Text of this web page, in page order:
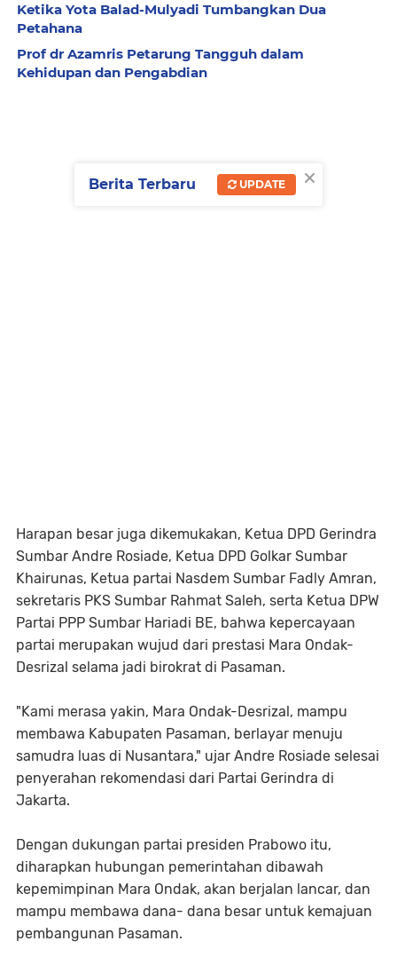
Ketika Yota Balad-Mulyadi Tumbangkan Dua
Petahana
Prof dr Azamris Petarung Tangguh dalam
Kehidupan dan Pengabdian
Harapan besar juga dikemukakan, Ketua DPD Gerindra
Sumbar Andre Rosiade, Ketua DPD Golkar Sumbar
Khairunas, Ketua partai Nasdem Sumbar Fadly Amran,
sekretaris PKS Sumbar Rahmat Saleh, serta Ketua DPW
Partai PPP Sumbar Hariadi BE, bahwa kepercayaan
partai merupakan wujud dari prestasi Mara Ondak-
Desrizal selama jadi birokrat di Pasaman.
"Kami merasa yakin, Mara Ondak-Desrizal, mampu
membawa Kabupaten Pasaman, berlayar menuju
samudra luas di Nusantara," ujar Andre Rosiade selesai
penyerahan rekomendasi dari Partai Gerindra di
Jakarta.
Dengan dukungan partai presiden Prabowo itu,
diharapkan hubungan pemerintahan dibawah
kepemimpinan Mara Ondak, akan berjalan lancar, dan
mampu membawa dana- dana besar untuk kemajuan
pembangunan Pasaman.
×
Berita Terbaru UPDATE